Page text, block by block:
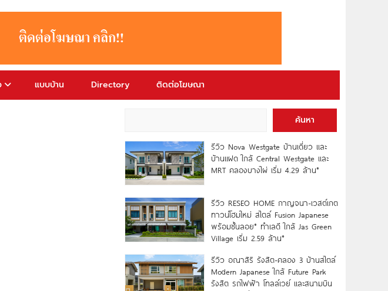
แบบบ้าน Directory ติดต่อโฆษณา
ค้นหา
รีวิว Nova Westgate บ้านเดี่ยว และ
บ้านแฝด ใกล้ Central Westgate และ
MRT คลองบางไผ่ เริ่ม 4.29 ล้าน*
รีวิว RESEO HOME กาญจนา-เวสต์เกต
ทาวน์โฮมใหม่ สไตล์ Fusion Japanese
พร้อมชั้นลอย* ทำเลดี ใกล้ Jas Green
Village เริ่ม 2.59 ล้าน*
รีวิว อณาสิริ รังสิต-คลอง 3 บ้านสไตล์
Modern Japanese ใกล้ Future Park
รังสิต รถไฟฟ้า โทลล์เวย์ และสนามบิน